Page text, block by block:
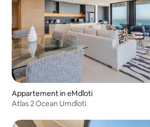
Appartement in eMdloti
Atlas 2 Ocean Umdloti